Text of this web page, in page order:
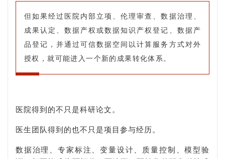
但如果经过医院内部立项、伦理审查、数据治理、
成果认定、数据产权或数据知识产权登记、数据产
品登记，并通过可信数据空间以计算服务方式对外
授权，就可能进入一个新的成果转化体系。
医院得到的不只是科研论文。
医生团队得到的也不只是项目参与经历。
数据治理、专家标注、变量设计、质量控制、模型验